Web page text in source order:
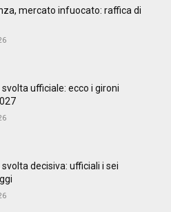
mercato infuocato: raffica di
svolta ufficiale: ecco i gironi
svolta decisiva: ufficiali i sei